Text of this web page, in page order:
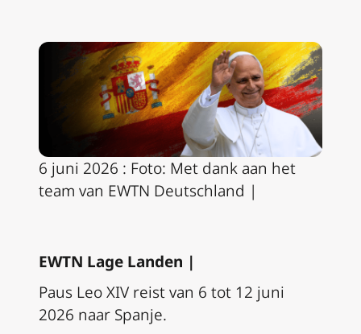
6 juni 2026 : Foto: Met dank aan het
team van EWTN Deutschland |
EWTN Lage Landen |
Paus Leo XIV reist van 6 tot 12 juni
2026 naar Spanje.